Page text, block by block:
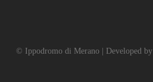
© Ippodromo di Merano | Developed by